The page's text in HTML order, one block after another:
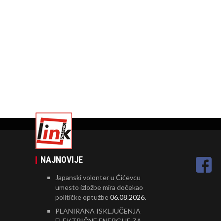
NAJNOVIJE
Japanski volonter u Ćićevcu
umesto izložbe mira dočekao
političke optužbe06.08.2026.
PLANIRANA ISKLJUČENJA